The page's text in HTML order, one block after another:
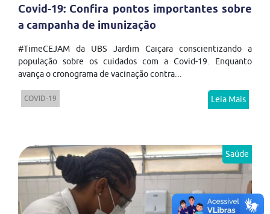
Covid-19: Confira pontos importantes sobre
a campanha de imunização
#TimeCEJAM da UBS Jardim Caiçara conscientizando a
população sobre os cuidados com a Covid-19. Enquanto
avança o cronograma de vacinação contra...
COVID-19 Leia Mais
Saúde